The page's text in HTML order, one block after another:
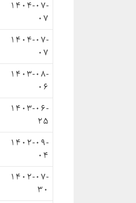
1404-07-
07
1404-07-
07
1403-08-
06
1403-06-
25
1402-09-
04
1402-07-
30